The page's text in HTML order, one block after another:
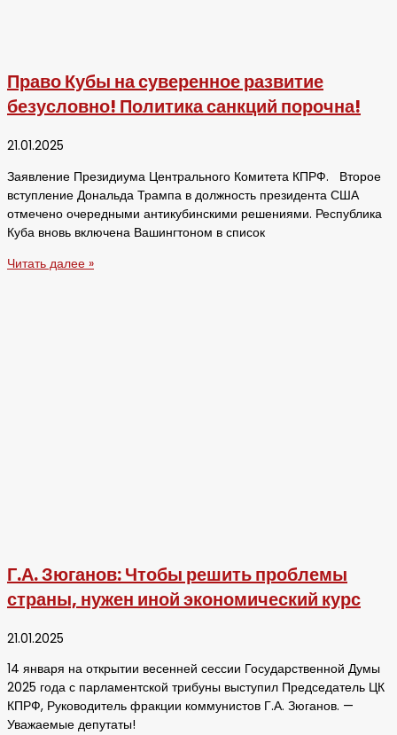
Право Кубы на суверенное развитие
безусловно! Политика санкций порочна!
21.01.2025
Заявление Президиума Центрального Комитета КПРФ. Второе
вступление Дональда Трампа в должность президента США
отмечено очередными антикубинскими решениями. Республика
Куба вновь включена Вашингтоном в список
Читать далее »
Г.А. Зюганов: Чтобы решить проблемы
страны, нужен иной экономический курс
21.01.2025
14 января на открытии весенней сессии Государственной Думы
2025 года с парламентской трибуны выступил Председатель ЦК
КПРФ, Руководитель фракции коммунистов Г.А. Зюганов. —
Уважаемые депутаты!